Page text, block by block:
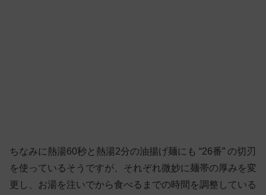
ちなみに熱湯60秒と熱湯2分の油揚げ麺にも “26番” の切刃
を使っているそうですが、それぞれ微妙に麺帯の厚みを変
更し、お湯を注いでから食べるまでの時間を調整している